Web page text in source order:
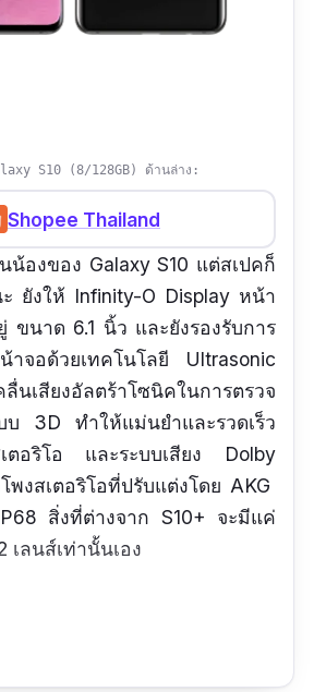
สูงสุด
กสุดแค่ 10 เท่า
S10 (8/128GB) ด้านล่าง:
Shopee Thailand
น้องของ Galaxy S10 แต่สเปคก็
ยังให้ Infinity-O Display หน้า
ขนาด 6.1 นิ้ว และยังรองรับการ
าจอด้วยเทคโนโลยี Ultrasonic
นเสียงอัลตร้าโซนิคในการตรวจ
3D ทำให้แม่นยำและรวดเร็ว
ตอริโอ และระบบเสียง Dolby
งสเตอริโอที่ปรับแต่งโดย AKG
สิ่งที่ต่างจาก S10+ จะมีแค่
เลนส์เท่านั้นเอง
าไม่แพงด้วยตัวนี้